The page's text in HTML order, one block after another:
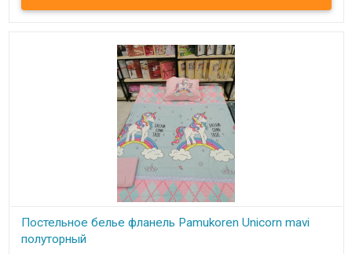
Наволочки: 50x70 см – 1 шт. Состав: фланель, 100% хлопок
Постельное белье фланель Pamukoren Unicorn mavi
полуторный